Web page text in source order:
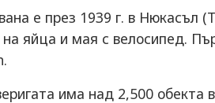
е през 1939 г. в Нюкасъл
на яйца и мая с велосипед.
има над 2,500 обекта